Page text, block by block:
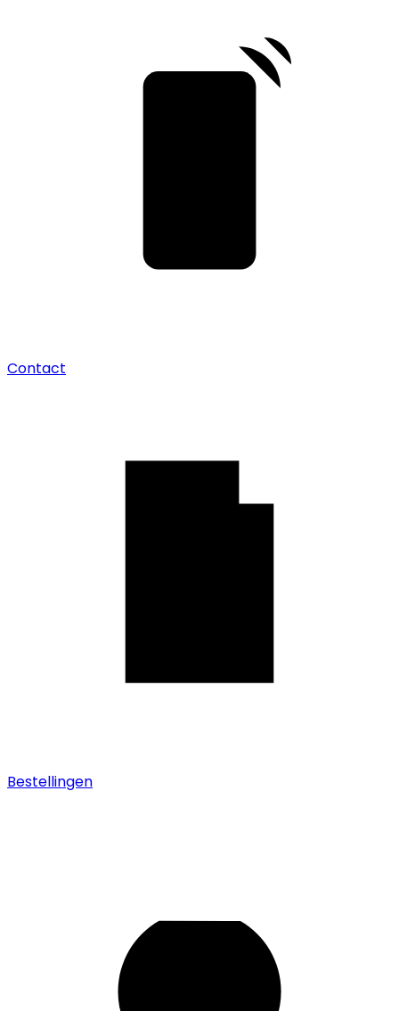
Contact
Bestellingen